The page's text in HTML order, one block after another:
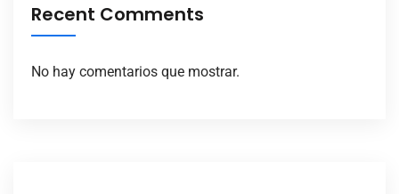
Recent Comments
No hay comentarios que mostrar.